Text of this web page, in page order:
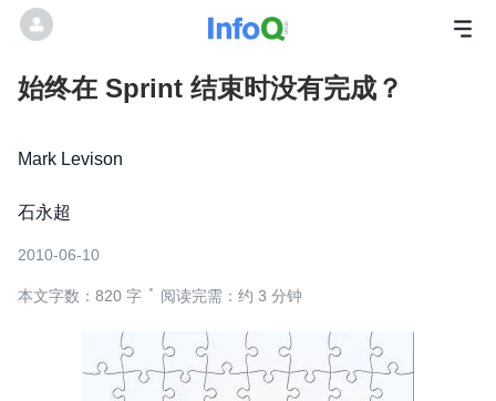
始终在 Sprint 结束时没有完成？
Mark Levison
石永超
2010-06-10
本文字数：820 字 阅读完需：约 3 分钟